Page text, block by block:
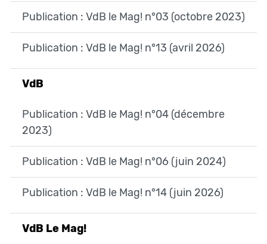
Publication : VdB le Mag! n°03 (octobre 2023)
Publication : VdB le Mag! n°13 (avril 2026)
VdB
Publication : VdB le Mag! n°04 (décembre
2023)
Publication : VdB le Mag! n°06 (juin 2024)
Publication : VdB le Mag! n°14 (juin 2026)
VdB Le Mag!